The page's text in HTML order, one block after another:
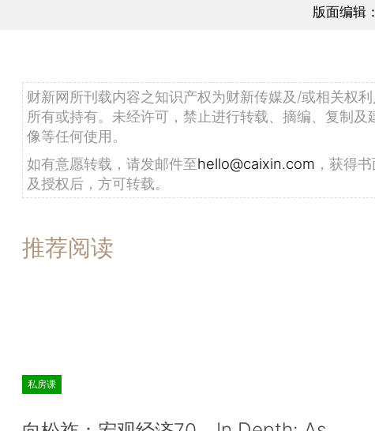
版面编辑
财新网所刊载内容之知识产权为财新传媒及/或相关权
所有或持有。未经许可，禁止进行转载、摘编、复制及
像等任何使用。
如有意愿转载，请发邮件至hello@caixin.com ，获得
及授权后，方可转载。
推荐阅读
私房课